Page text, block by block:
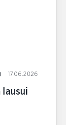
17.06.2026
lausui